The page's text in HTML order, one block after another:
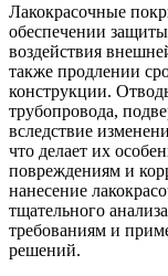
Лакокрасочные
обеспечении
воздействия
также продлении
конструкции.
трубопровода,
вследствие
что делает их
повреждениям и
нанесение
тщательного
требованиям и
решений.